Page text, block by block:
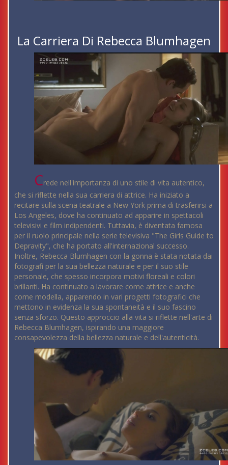
La Carriera Di Rebecca Blumhagen
Crede nell'importanza di uno stile di vita autentico,
che si riflette nella sua carriera di attrice. Ha iniziato a
recitare sulla scena teatrale a New York prima di trasferirsi a
Los Angeles, dove ha continuato ad apparire in spettacoli
televisivi e film indipendenti. Tuttavia, è diventata famosa
per il ruolo principale nella serie televisiva "The Girls Guide to
Depravity", che ha portato all'internazional successo.
Inoltre, Rebecca Blumhagen con la gonna è stata notata dai
fotografi per la sua bellezza naturale e per il suo stile
personale, che spesso incorpora motivi floreali e colori
brillanti. Ha continuato a lavorare come attrice e anche
come modella, apparendo in vari progetti fotografici che
mettono in evidenza la sua spontaneità e il suo fascino
senza sforzo. Questo approccio alla vita si riflette nell'arte di
Rebecca Blumhagen, ispirando una maggiore
consapevolezza della bellezza naturale e dell'autenticità.